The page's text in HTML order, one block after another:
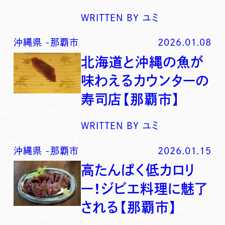
WRITTEN BY ユミ
沖縄県 -那覇市 2026.01.08
北海道と沖縄の魚が
味わえるカウンターの
寿司店【那覇市】
WRITTEN BY ユミ
沖縄県 -那覇市 2026.01.15
高たんぱく低カロリ
ー！ジビエ料理に魅了
される【那覇市】